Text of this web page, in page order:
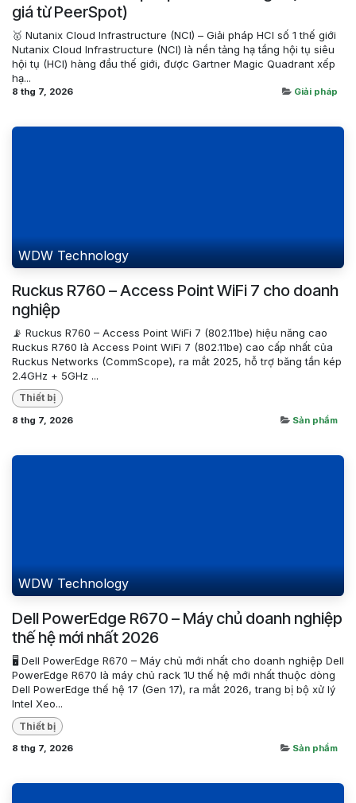
giá từ PeerSpot)
🥇 Nutanix Cloud Infrastructure (NCI) – Giải pháp HCI số 1 thế giới
Nutanix Cloud Infrastructure (NCI) là nền tảng hạ tầng hội tụ siêu
hội tụ (HCI) hàng đầu thế giới, được Gartner Magic Quadrant xếp
hạ...
8 thg 7, 2026 Giải pháp
WDW Technology
Ruckus R760 – Access Point WiFi 7 cho doanh
nghiệp
📡 Ruckus R760 – Access Point WiFi 7 (802.11be) hiệu năng cao
Ruckus R760 là Access Point WiFi 7 (802.11be) cao cấp nhất của
Ruckus Networks (CommScope), ra mắt 2025, hỗ trợ băng tần kép
2.4GHz + 5GHz ...
Thiết bị
8 thg 7, 2026 Sản phẩm
WDW Technology
Dell PowerEdge R670 – Máy chủ doanh nghiệp
thế hệ mới nhất 2026
🖥️ Dell PowerEdge R670 – Máy chủ mới nhất cho doanh nghiệp Dell
PowerEdge R670 là máy chủ rack 1U thế hệ mới nhất thuộc dòng
Dell PowerEdge thế hệ 17 (Gen 17), ra mắt 2026, trang bị bộ xử lý
Intel Xeo...
Thiết bị
8 thg 7, 2026 Sản phẩm